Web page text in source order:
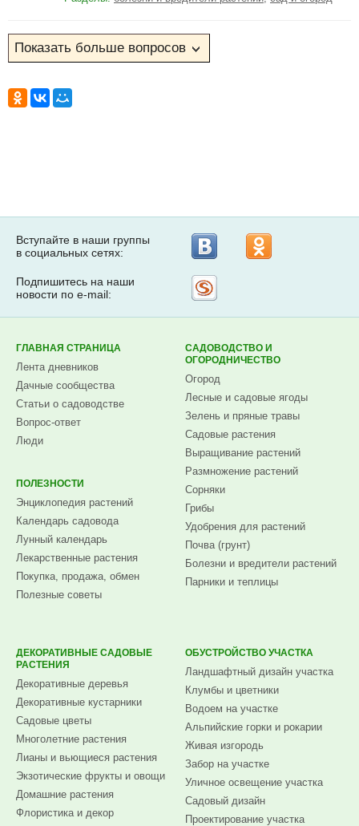
Вступайте в наши группы
в социальных сетях:
Подпишитесь на наши
новости по e-mail:
ГЛАВНАЯ СТРАНИЦА
Лента дневников
Дачные сообщества
Статьи о садоводстве
Вопрос-ответ
Люди
ПОЛЕЗНОСТИ
Энциклопедия растений
Календарь садовода
Лунный календарь
Лекарственные растения
Покупка, продажа, обмен
Полезные советы
САДОВОДСТВО И
ОГОРОДНИЧЕСТВО
Огород
Лесные и садовые ягоды
Зелень и пряные травы
Садовые растения
Выращивание растений
Размножение растений
Сорняки
Грибы
Удобрения для растений
Почва (грунт)
Болезни и вредители растений
Парники и теплицы
ДЕКОРАТИВНЫЕ САДОВЫЕ
РАСТЕНИЯ
Декоративные деревья
Декоративные кустарники
Садовые цветы
Многолетние растения
Лианы и вьющиеся растения
Экзотические фрукты и овощи
Домашние растения
Флористика и декор
ОБУСТРОЙСТВО УЧАСТКА
Ландшафтный дизайн участка
Клумбы и цветники
Водоем на участке
Альпийские горки и рокарии
Живая изгородь
Забор на участке
Уличное освещение участка
Садовый дизайн
Проектирование участка